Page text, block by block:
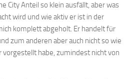
City Anteil so klein ausfällt, aber was
wird und wie aktiv er ist in der
komplett abgeholt. Er handelt für
zum anderen aber auch nicht so wie
vorgestellt habe, zumindest nicht von